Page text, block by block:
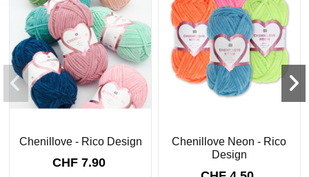
Chenillove - Rico Design
CHF 7.90
Chenillove Neon - Rico
Design